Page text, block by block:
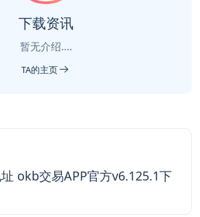
下载资讯
暂无介绍....
TA的主页
okb交易APP官方v6.125.1下